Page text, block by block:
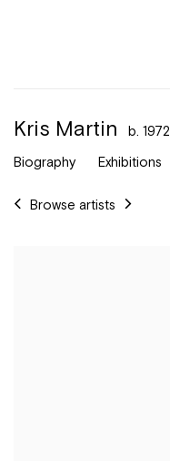
Kris Martin
b. 1972
Biography
Exhibitions
Browse artists